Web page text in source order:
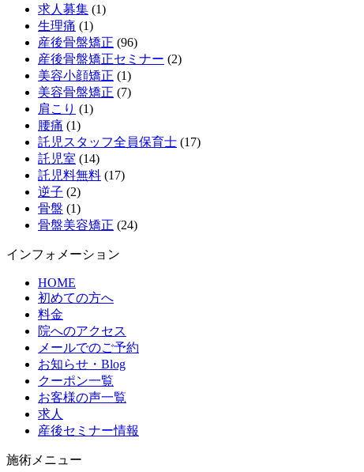
求人募集 (1)
生理痛 (1)
産後骨盤矯正 (96)
産後骨盤矯正セミナー (2)
美容小顔矯正 (1)
美容骨盤矯正 (7)
肩こり (1)
腰痛 (1)
託児スタッフ全員保育士 (17)
託児室 (14)
託児料無料 (17)
逆子 (2)
骨盤 (1)
骨盤美容矯正 (24)
インフォメーション
HOME
初めての方へ
料金
院へのアクセス
メールでのご予約
お知らせ・Blog
クーポン一覧
お客様の声一覧
求人
産後セミナー情報
施術メニュー